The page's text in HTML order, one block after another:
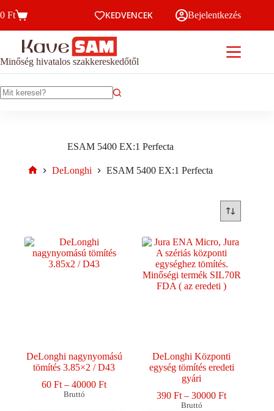
to
Kosár
0 Ft KEDVENCEK Bejelentkezés
Minőség hivatalos szakkereskedőtől
ESAM 5400 EX:1 Perfecta
DeLonghi ESAM 5400 EX:1 Perfecta
DeLonghi nagynyomású
tömítés 3.85×2 / D43
60Ft – 40000FtÁrtartomány:
Bruttó
DeLonghi Központi
egység tömítés eredeti
gyári
390Ft – 30000Ft
Bruttó